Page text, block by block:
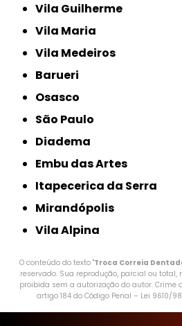
Vila Guilherme
Vila Maria
Vila Medeiros
Barueri
Osasco
São Paulo
Diadema
Embu das Artes
Itapecerica da Serra
Mirandópolis
Vila Alpina
O conteúdo do texto "Troca Correia
reservado. Sua reprodução, parcial ou
proibida sem a autorização do autor. Crime
artigo 184 do Código Penal – Lei 9610/